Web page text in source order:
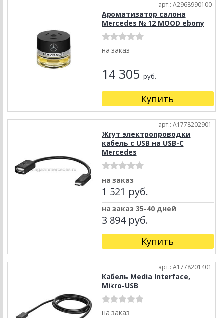
арт.: A2968990100
Ароматизатор салона
Mercedes № 12 MOOD ebony
на заказ
14 305 руб.
Купить
арт.: A1778202901
Жгут электропроводки
кабель с USB на USB-C
Mercedes
на заказ
1 521 руб.
на заказ 35-40 дней
3 894 руб.
Купить
арт.: A1778201401
Кабель Media Interface,
Mikro-USB
на заказ